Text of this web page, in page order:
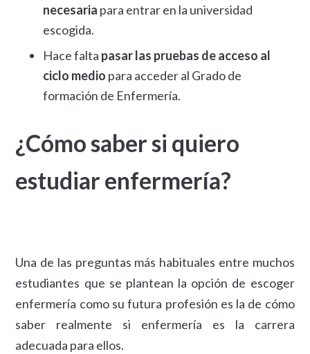
necesaria para entrar en la universidad
escogida.
Hace falta pasar las pruebas de acceso al
ciclo medio para acceder al Grado de
formación de Enfermería.
¿Cómo saber si quiero
estudiar enfermería?
Una de las preguntas más habituales entre muchos
estudiantes que se plantean la opción de escoger
enfermería como su futura profesión es la de cómo
saber realmente si enfermería es la carrera
adecuada para ellos.